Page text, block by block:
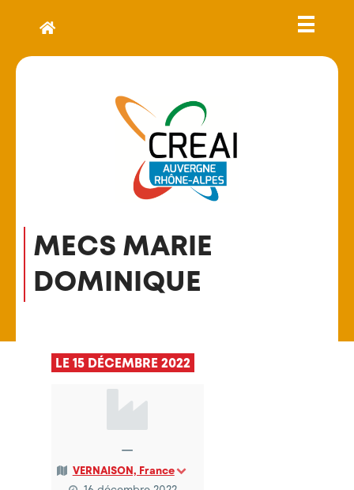
MECS MARIE
DOMINIQUE
LE 15 DÉCEMBRE 2022
—
VERNAISON, France